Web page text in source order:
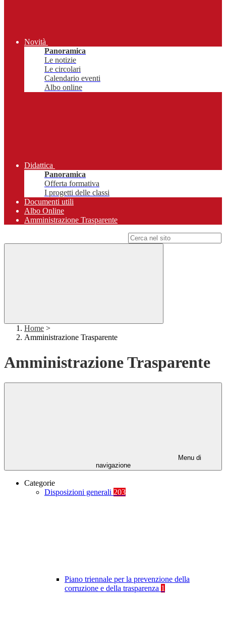
Novità
Panoramica
Le notizie
Le circolari
Calendario eventi
Albo online
Didattica
Panoramica
Offerta formativa
I progetti delle classi
Documenti utili
Albo Online
Amministrazione Trasparente
Home >
Amministrazione Trasparente
Amministrazione Trasparente
Menu di
navigazione
Categorie
Disposizioni generali 203
Piano triennale per la prevenzione della
corruzione e della trasparenza 1